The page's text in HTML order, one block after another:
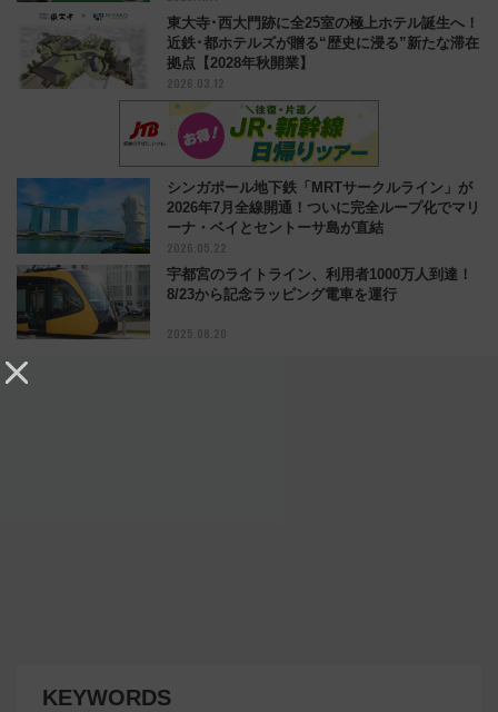
東大寺･西大門跡に全25室の極上ホテル誕生へ！
近鉄･都ホテルズが贈る“歴史に浸る”新たな滞在
拠点【2028年秋開業】
2026.03.12
シンガポール地下鉄「MRTサークルライン」が
2026年7月全線開通！ついに完全ループ化でマリ
ーナ・ベイとセントーサ島が直結
2026.05.22
宇都宮のライトライン、利用者1000万人到達！
8/23から記念ラッピング電車を運行
2025.08.20
KEYWORDS